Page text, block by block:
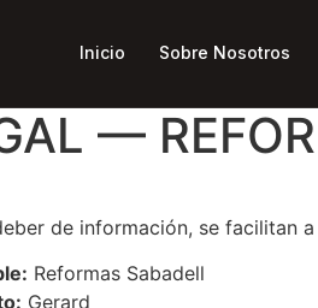
Inicio Sobre Nosotros
—
de información, se facilitan
Reformas Sabadell
Gerard